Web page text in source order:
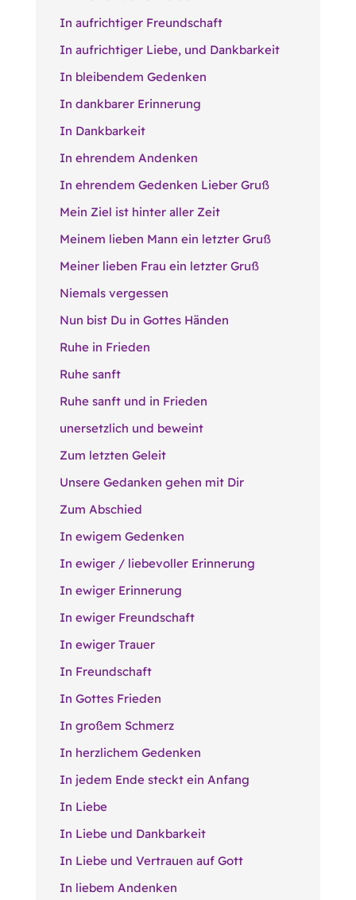
In aufrichtiger Freundschaft
In aufrichtiger Liebe, und Dankbarkeit
In bleibendem Gedenken
In dankbarer Erinnerung
In Dankbarkeit
In ehrendem Andenken
In ehrendem Gedenken Lieber Gruß
Mein Ziel ist hinter aller Zeit
Meinem lieben Mann ein letzter Gruß
Meiner lieben Frau ein letzter Gruß
Niemals vergessen
Nun bist Du in Gottes Händen
Ruhe in Frieden
Ruhe sanft
Ruhe sanft und in Frieden
unersetzlich und beweint
Zum letzten Geleit
Unsere Gedanken gehen mit Dir
Zum Abschied
In ewigem Gedenken
In ewiger / liebevoller Erinnerung
In ewiger Erinnerung
In ewiger Freundschaft
In ewiger Trauer
In Freundschaft
In Gottes Frieden
In großem Schmerz
In herzlichem Gedenken
In jedem Ende steckt ein Anfang
In Liebe
In Liebe und Dankbarkeit
In Liebe und Vertrauen auf Gott
In liebem Andenken